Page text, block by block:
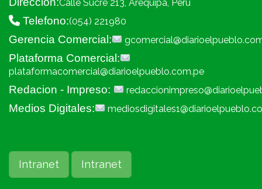
Calle Sucre 213, Arequipa, Peru
Telefono:(054) 221980
Gerencia Comercial:
Plataforma Comercial:
plataformacomercial@diarioelpueblo.com.pe
Redacion - Impreso:
Medios Digitales:
Intranet Intranet